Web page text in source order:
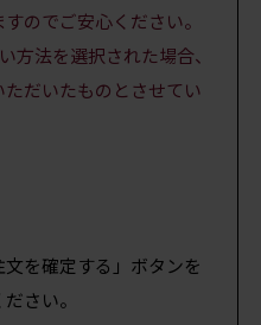
のでご安心ください。
方法を選択された場合、
ただいたものとさせてい
を確定する」ボタンを
さい。